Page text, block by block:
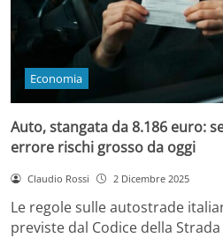
Economia
Auto, stangata da 8.186 euro:
errore rischi grosso da oggi
Claudio Rossi 2 Dicembre 2025
Le regole sulle autostrade
previste dal Codice della